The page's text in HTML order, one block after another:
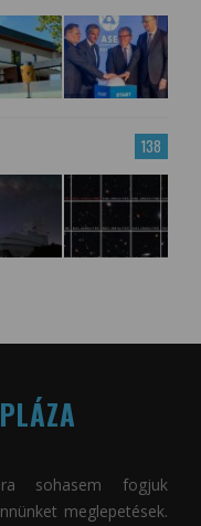
138
sohasem fogjuk
meglepetések.